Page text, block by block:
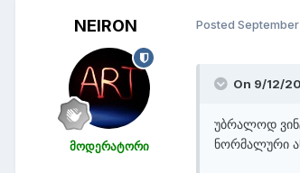
NEIRON
მოდერატორი
Posted September
On 9/12/
უბრალოდ
ნორმალური